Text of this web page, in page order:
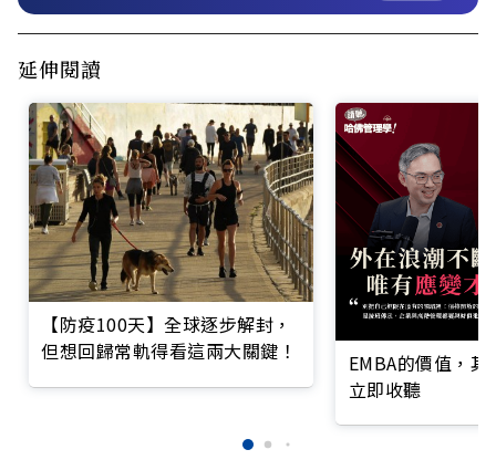
延伸閱讀
【防疫100天】全球逐步解封，
但想回歸常軌得看這兩大關鍵！
EMBA的價值，
立即收聽